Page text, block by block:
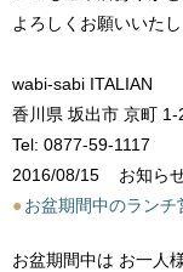
よろしくお願いいたし
wabi-sabi ITALIAN
香川県 坂出市 京町
Tel: 0877-59-1117
2016/08/15
お知ら
●お盆期間中のラン
お盆期間中は お一人